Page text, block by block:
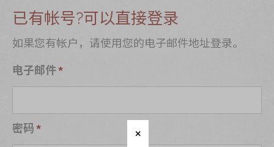
奇华网志
时令食品
FRIENDS礼盒
所有产品
产品价目表
已有帐号?可以直接登录
如果您有帐户，请使用您的电子邮件地址登录。
电子邮件
密码